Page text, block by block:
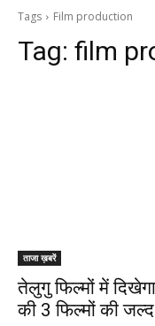
Tags Film production
Tag: film
ताजा ख़बरें
तेलुगु फिल्मों में
की 3 फिल्मों की